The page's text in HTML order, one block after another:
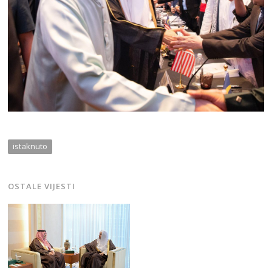
istaknuto
OSTALE VIJESTI